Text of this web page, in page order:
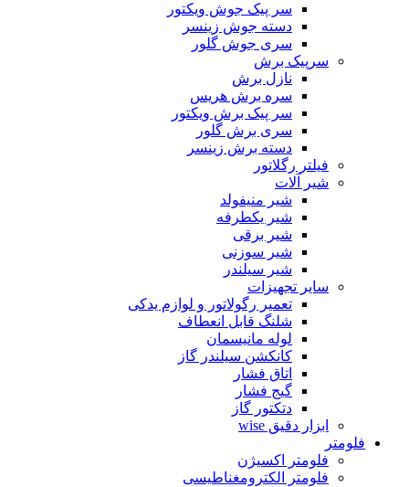
سر پیک جوش ویکتور
دسته جوش زینسر
سری جوش گلور
سرپیک برش
نازل برش
سره برش هریس
سر پیک برش ویکتور
سری برش گلور
دسته برش زینسر
فیلتر رگلاتور
شیر آلات
شیر منیفولد
شیر یکطرفه
شیر برقی
شیر سوزنی
شیر سیلندر
سایر تجهیزات
تعمیر رگولاتور و لوازم یدکی
شلنگ قابل انعطاف
لوله مانیسمان
کانکشن سیلندر گاز
اتاق فشار
گیج فشار
دتکتور گاز
ابزار دقیق wise
فلومتر
فلومتر اکسیژن
فلومتر الکترومغناطیسی